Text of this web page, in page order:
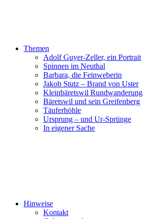
Themen
Adolf Guyer-Zeller, ein Portrait
Spinnen im Neuthal
Barbara, die Feinweberin
Jakob Stutz – Brand von Uster
Kleinbäretswil Rundwanderung
Bäretswil und sein Greifenberg
Täuferhöhle
Ursprung – und Ur-Sprünge
In eigener Sache
Hinweise
Kontakt